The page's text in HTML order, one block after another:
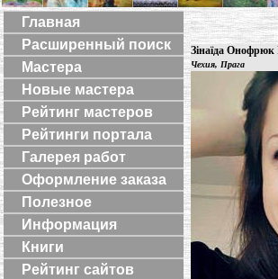
Главная
Расширенный поиск
Мастера
Новые мастера
Рейтинг мастеров
Рейтинги портала
Галерея работ
Оформление заказа
Полезное
Информация
Книги
Рейтинг сайтов
Зінаїда Онофрюк
Чехия, Прага